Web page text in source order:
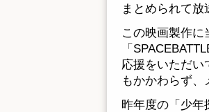
まとめられて
この映画製作に
「
応援をいただい
もかかわらず
昨年度の「少年